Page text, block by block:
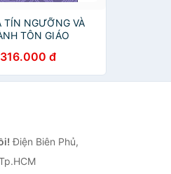
TÍN NGƯỠNG VÀ
TÔN GIÁO
316.000 đ
Điện Biên Phủ,